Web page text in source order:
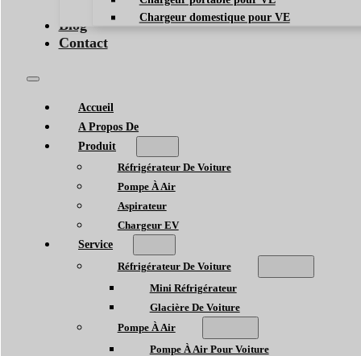
Chargeur domestique pour VE
Blog
Contact
Accueil
A Propos De
Produit
Réfrigérateur De Voiture
Pompe À Air
Aspirateur
Chargeur EV
Service
Réfrigérateur De Voiture
Mini Réfrigérateur
Glacière De Voiture
Pompe À Air
Pompe À Air Pour Voiture